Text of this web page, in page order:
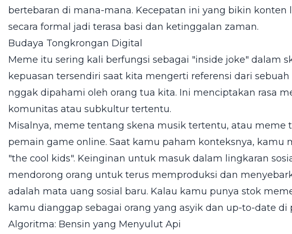
bertebaran di mana-mana. Kecepatan ini yang bikin konten
secara formal jadi terasa basi dan ketinggalan zaman.
Budaya Tongkrongan Digital
Meme itu sering kali berfungsi sebagai "inside joke" dalam
kepuasan tersendiri saat kita mengerti referensi dari
nggak dipahami oleh orang tua kita. Ini menciptakan rasa
komunitas atau subkultur tertentu.
Misalnya, meme tentang skena musik tertentu, atau meme
pemain game online. Saat kamu paham konteksnya, kamu
"the cool kids". Keinginan untuk masuk dalam lingkaran
mendorong orang untuk terus memproduksi dan
adalah mata uang sosial baru. Kalau kamu punya stok
kamu dianggap sebagai orang yang asyik dan up-to-date di
Algoritma: Bensin yang Menyulut Api